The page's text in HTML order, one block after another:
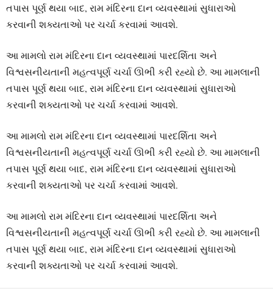
તપાસ પૂર્ણ થયા બાદ, રામ મંદિરના દાન વ્યવસ્થામાં સુધારાઓ
કરવાની શક્યતાઓ પર ચર્ચા કરવામાં આવશે.
આ મામલો રામ મંદિરના દાન વ્યવસ્થામાં પારદર્શિતા અને
વિશ્વસનીયતાની મહત્વપૂર્ણ ચર્ચા ઊભી કરી રહ્યો છે. આ મામલાની
તપાસ પૂર્ણ થયા બાદ, રામ મંદિરના દાન વ્યવસ્થામાં સુધારાઓ
કરવાની શક્યતાઓ પર ચર્ચા કરવામાં આવશે.
આ મામલો રામ મંદિરના દાન વ્યવસ્થામાં પારદર્શિતા અને
વિશ્વસનીયતાની મહત્વપૂર્ણ ચર્ચા ઊભી કરી રહ્યો છે. આ મામલાની
તપાસ પૂર્ણ થયા બાદ, રામ મંદિરના દાન વ્યવસ્થામાં સુધારાઓ
કરવાની શક્યતાઓ પર ચર્ચા કરવામાં આવશે.
આ મામલો રામ મંદિરના દાન વ્યવસ્થામાં પારદર્શિતા અને
વિશ્વસનીયતાની મહત્વપૂર્ણ ચર્ચા ઊભી કરી રહ્યો છે. આ મામલાની
તપાસ પૂર્ણ થયા બાદ, રામ મંદિરના દાન વ્યવસ્થામાં સુધારાઓ
કરવાની શક્યતાઓ પર ચર્ચા કરવામાં આવશે.